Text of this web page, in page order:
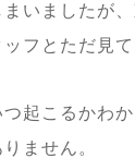
いましたが
フとただ見
つ起こるかわ
ません。